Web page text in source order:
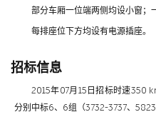
部分车厢一位端两侧均设小窗；
每排座位下方均设有电源插座。
招标信息
2015年07月15日招标时速350
分别中标6、6组（3732-3737、